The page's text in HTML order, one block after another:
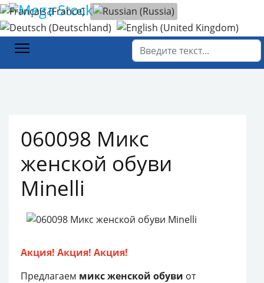
Выберите язык
Поиск
Главная Каталог товаров
Обувь
060098 Микс женской обуви Minelli
060098 Микс
женской обуви
Minelli
Акция! Акция! Акция!
Предлагаем микс женской обуви от